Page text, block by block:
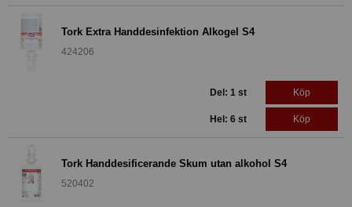
Tork Extra Handdesinfektion Alkogel S4
424206
Del: 1 st Köp
Hel: 6 st Köp
Tork Handdesificerande Skum utan alkohol S4
520402